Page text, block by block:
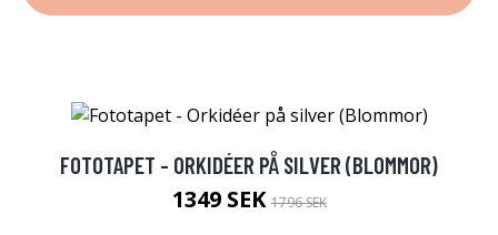
FOTOTAPET - ORKIDÉER PÅ SILVER (BLOMMOR)
1349 SEK1796 SEK